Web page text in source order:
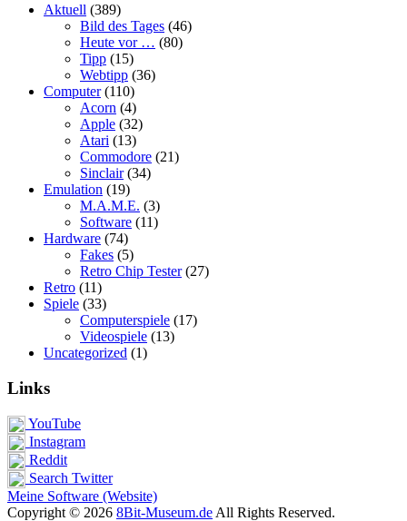
Aktuell (389)
Bild des Tages (46)
Heute vor … (80)
Tipp (15)
Webtipp (36)
Computer(110)
Acorn (4)
Apple (32)
Atari (13)
Commodore (21)
Sinclair(34)
Emulation (19)
M.A.M.E. (3)
Software (11)
Hardware (74)
Fakes (5)
Retro Chip Tester(27)
Retro (11)
Spiele (33)
Computerspiele (17)
Videospiele (13)
Uncategorized (1)
Links
YouTube
Instagram
Reddit
Search Twitter
Meine Software (Website)
Copyright © 2026 8Bit-Museum.de All Rights Reserved.